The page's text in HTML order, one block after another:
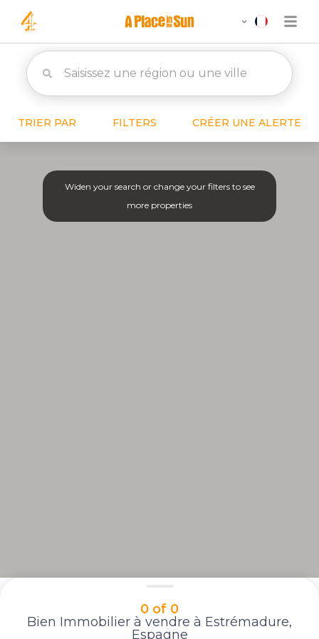
TRIER PAR FILTERS CRÉER UNE ALERTE
Widen your search or change your filters to see
more properties
0 of 0
Bien Immobilier à vendre à Estrémadure,
Espagne